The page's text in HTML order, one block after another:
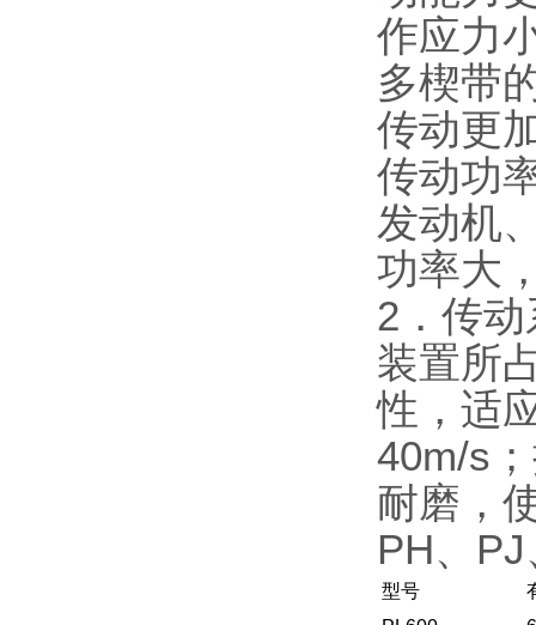
作应力
多楔带
传动更
传动功
发动机
功率大
2．传
装置所
性，适
40m/s
耐磨，
PH、
型号